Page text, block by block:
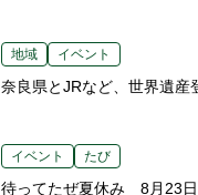
地域 イベント
奈良県とJRなど、世界遺産
イベント たび
待ってたぜ夏休み 8月23日